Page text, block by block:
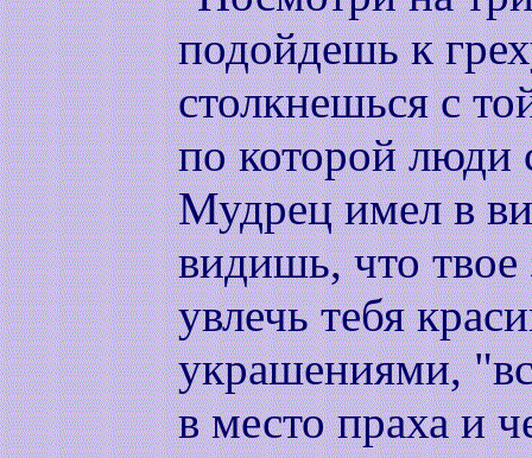
подойдешь к
столкнешься с
по которой люди
Мудрец имел в
видишь, что твое
увлечь тебя
украшениями,
в место праха и